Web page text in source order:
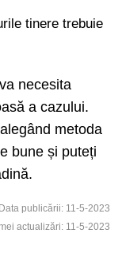
tinere trebuie
necesita
a cazului.
metoda
bune și puteți
Data publicării: 11-5-2023
actualizări: 11-5-2023